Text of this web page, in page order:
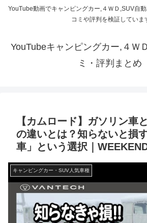
YouTube動画でキャンピングカー,４ＷＤ,SUV自
コミや評判を検証していま
YouTubeキャンピングカー,４Ｗ
ミ・評判まとめ
【カムロード】ガソリン車
の違いとは？知らないと損
車」という選択｜
キャンピングカー・SUV人気車種